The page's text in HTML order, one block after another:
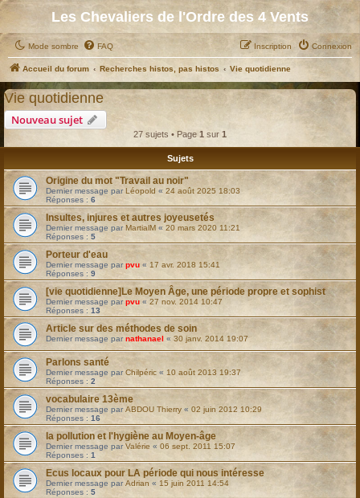
Les Chevaliers de l'Ordre des 4 Vents
Mode sombre FAQ Connexion
Inscription
Accueil du forum Recherches histos, pas histos Vie quotidienne
Vie quotidienne
Nouveau sujet
27 sujets • Page 1 sur 1
Sujets
Origine du mot "Travail au noir"
Dernier message par Léopold « 24 août 2025 18:03
Réponses : 6
Insultes, injures et autres joyeusetés
Dernier message par MartialM « 20 mars 2020 11:21
Réponses : 5
Porteur d'eau
Dernier message parpvu « 17 avr. 2018 15:41
Réponses : 9
[vie quotidienne]Le Moyen Âge, une période propre et sophist
Dernier message parpvu « 27 nov. 2014 10:47
Réponses : 13
Article sur des méthodes de soin
Dernier message parnathanael « 30 janv. 2014 19:07
Parlons santé
Dernier message parChilpéric « 10 août 2013 19:37
Réponses : 2
vocabulaire 13ème
Dernier message parABDOU Thierry « 02 juin 2012 10:29
Réponses : 16
la pollution et l'hygiène au Moyen-âge
Dernier message parValérie « 06 sept. 2011 15:07
Réponses : 1
Ecus locaux pour LA période qui nous intéresse
Dernier message parAdrian « 15 juin 2011 14:54
Réponses : 5